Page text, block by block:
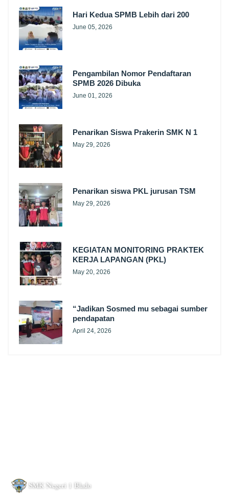
Hari Kedua SPMB Lebih dari 200
June 05, 2026
Pengambilan Nomor Pendaftaran
SPMB 2026 Dibuka
June 01, 2026
Penarikan Siswa Prakerin SMK N 1
May 29, 2026
Penarikan siswa PKL jurusan TSM
May 29, 2026
KEGIATAN MONITORING PRAKTEK
KERJA LAPANGAN (PKL)
May 20, 2026
“Jadikan Sosmed mu sebagai sumber
pendapatan
April 24, 2026